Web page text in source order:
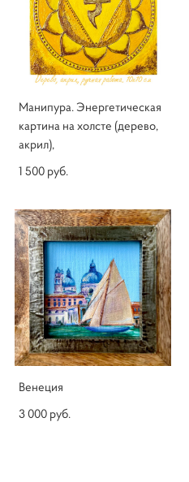
Манипура. Энергетическая
картина на холсте (дерево,
акрил),
1 500 pуб.
Венеция
3 000 pуб.